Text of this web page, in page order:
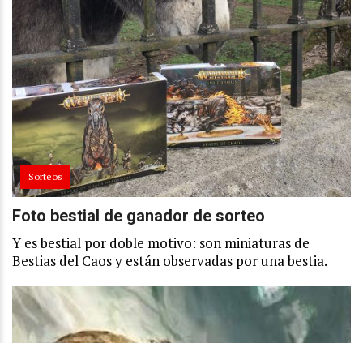
Sorteos
Foto bestial de ganador de sorteo
Y es bestial por doble motivo: son miniaturas de
Bestias del Caos y están observadas por una bestia.